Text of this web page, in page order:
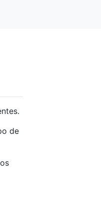
de